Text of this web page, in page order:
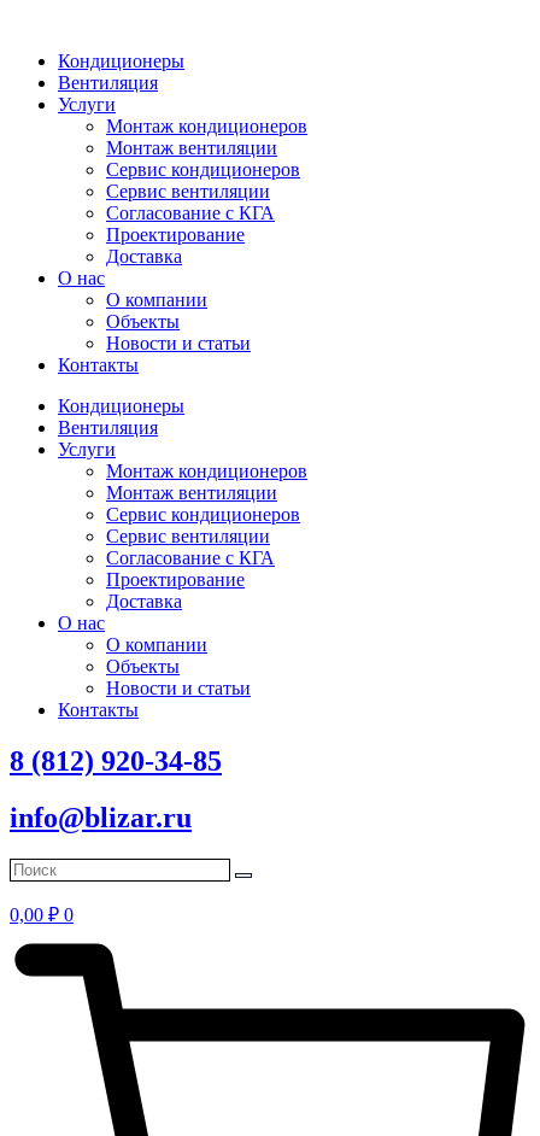
Кондиционеры
Вентиляция
Услуги
Монтаж кондиционеров
Монтаж вентиляции
Сервис кондиционеров
Сервис вентиляции
Согласование с КГА
Проектирование
Доставка
О нас
О компании
Объекты
Новости и статьи
Контакты
Кондиционеры
Вентиляция
Услуги
Монтаж кондиционеров
Монтаж вентиляции
Сервис кондиционеров
Сервис вентиляции
Согласование с КГА
Проектирование
Доставка
О нас
О компании
Объекты
Новости и статьи
Контакты
8 (812) 920-34-85
info@blizar.ru
0,00 ₽ 0